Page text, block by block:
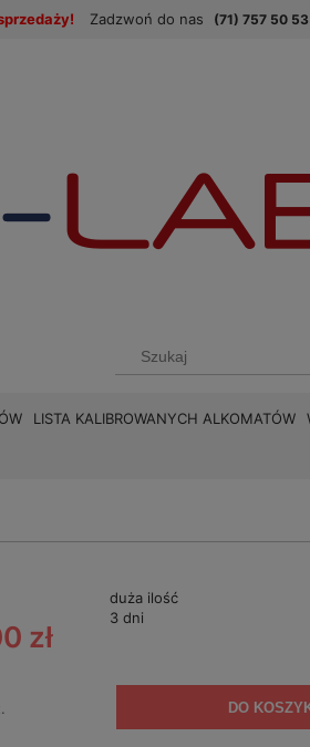
Zadzwoń do nas (71) 757 50 53
LISTA KALIBROWANYCH ALKOMATÓW
duża ilość
3 dni
zł
DO